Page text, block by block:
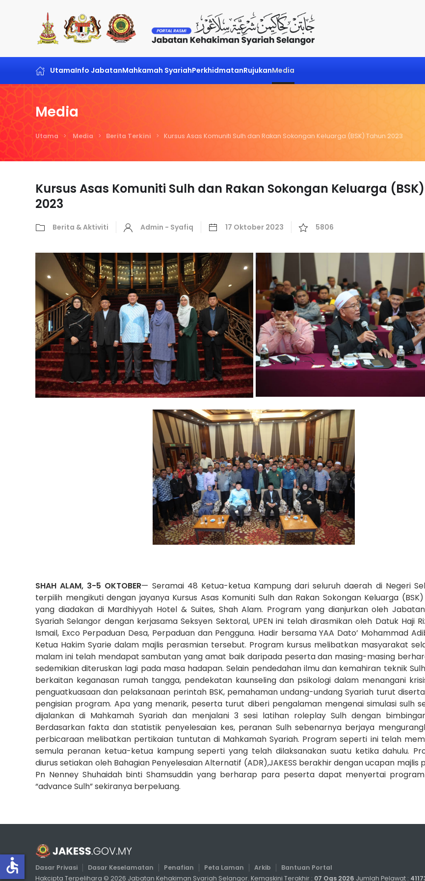
Skip to main content
UtamaInfo JabatanMahkamah SyariahPerkhidmatanRujukanMedia
Media
Utama Media Berita Terkini Kursus Asas Komuniti Sulh dan Rakan Sokongan Keluarga (BSK) Tahun 2023
Kursus Asas Komuniti Sulh dan Rakan Sokongan Keluarga
2023
Berita & Aktiviti Admin - Syafiq 17 Oktober 2023 5806
SHAH ALAM, 3-5 OKTOBER— Seramai 48 Ketua-ketua Kampung dari seluruh daerah di Negeri
terpilih mengikuti dengan jayanya Kursus Asas Komuniti Sulh dan Rakan Sokongan Keluarga
yang diadakan di Mardhiyyah Hotel & Suites, Shah Alam. Program yang dianjurkan oleh
Syariah Selangor dengan kerjasama Seksyen Sektoral, UPEN ini telah dirasmikan oleh Datuk Haji
Ismail, Exco Perpaduan Desa, Perpaduan dan Pengguna. Hadir bersama YAA Dato’ Mohammad
Ketua Hakim Syarie dalam majlis perasmian tersebut. Program kursus melibatkan masyarakat
malam ini telah mendapat sambutan yang amat baik daripada peserta dan masing-masing
sedemikian diteruskan lagi pada masa hadapan. Selain pendedahan ilmu dan kemahiran teknik
berkaitan keganasan rumah tangga, pendekatan kaunseling dan psikologi dalam menangani
penguatkuasaan dan pelaksanaan perintah BSK, pemahaman undang-undang Syariah turut
pengisian program. Apa yang menarik, peserta turut diberi pengalaman mengenai simulasi sulh
dijalankan di Mahkamah Syariah dan menjalani 3 sesi latihan roleplay Sulh dengan
Berdasarkan fakta dan statistik penyelesaian kes, peranan Sulh sebenarnya berjaya
perbicaraan melibatkan pertikaian tuntutan di Mahkamah Syariah. Program seperti ini telah
semula peranan ketua-ketua kampung seperti yang telah dilaksanakan suatu ketika dahulu.
diurus setiakan oleh Bahagian Penyelesaian Alternatif (ADR),JAKESS berakhir dengan ucapan majlis
Pn Nenney Shuhaidah binti Shamsuddin yang berharap para peserta dapat menyertai
“advance Sulh” sekiranya berpeluang.
Dasar Privasi Dasar Keselamatan Penafian Peta Laman Arkib
Bantuan Portal
Hakcipta Terpelihara © 2026 Jabatan Kehakiman Syariah Selangor. Kemaskini Terakhir : 07 Ogs 2026 Jumlah Pelawat :
accessible